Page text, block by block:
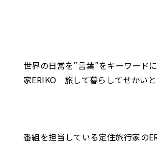
世界の日常を”言葉”をキーワード
家ERIKO 旅して暮らしてせかい
番組を担当している定住旅行家の